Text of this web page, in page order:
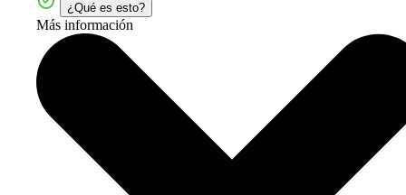
¿Qué es esto?
Más información